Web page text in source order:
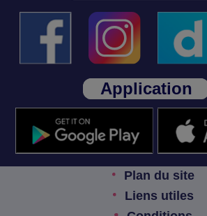
Application
Plan du site
Liens utiles